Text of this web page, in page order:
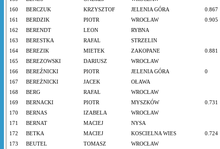
160
BERCZUK KRZYSZTOF JELENIA GÓRA
0.867
161
BERDZIK PIOTR WROCŁAW
0.905
162
BERENDT LEON
RYBNA
163
BERESTKA RAFAL
STRZELIN
164
BEREZIK MIETEK ZAKOPANE
0.881
165
BEREZOWSKI DARIUSZ
WROCŁAW
166
BEREŹNICKI PIOTR JELENIA GÓRA
0
167
BEREŻNICKI JACEK
OŁAWA
168
BERG RAFAŁ
WROCŁAW
169
BERNACKI PIOTR MYSZKÓW
0.731
170
BERNAS IZABELA
WROCŁAW
171
BERNAT MACIEJ
NYSA
172
BETKA MACIEJ KOSCIELNA WIES
0.724
173
BEUTEL TOMASZ
WROCŁAW